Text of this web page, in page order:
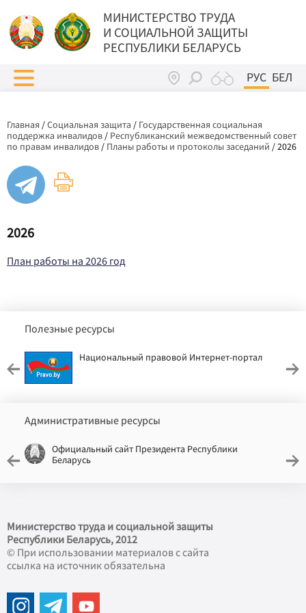
МИНИСТЕРСТВО ТРУДА
И СОЦИАЛЬНОЙ ЗАЩИТЫ
РЕСПУБЛИКИ БЕЛАРУСЬ
РУС БЕЛ
Главная /Социальная защита / Государственная социальная
поддержка инвалидов / Республиканский межведомственный совет
по правам инвалидов / Планы работы и протоколы заседаний /2026
2026
План работы на 2026 год
Полезные ресурсы
Национальный правовой Интернет-портал
Административные ресурсы
Официальный сайт Президента Республики
Беларусь
Министерство труда и социальной защиты
Республики Беларусь, 2012
© При использовании материалов с сайта
ссылка на источник обязательна